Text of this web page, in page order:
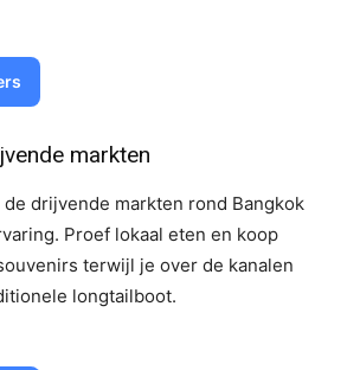
markten
de drijvende markten rond Bangkok
Proef lokaal eten en koop
terwijl je over de kanalen
longtailboot.